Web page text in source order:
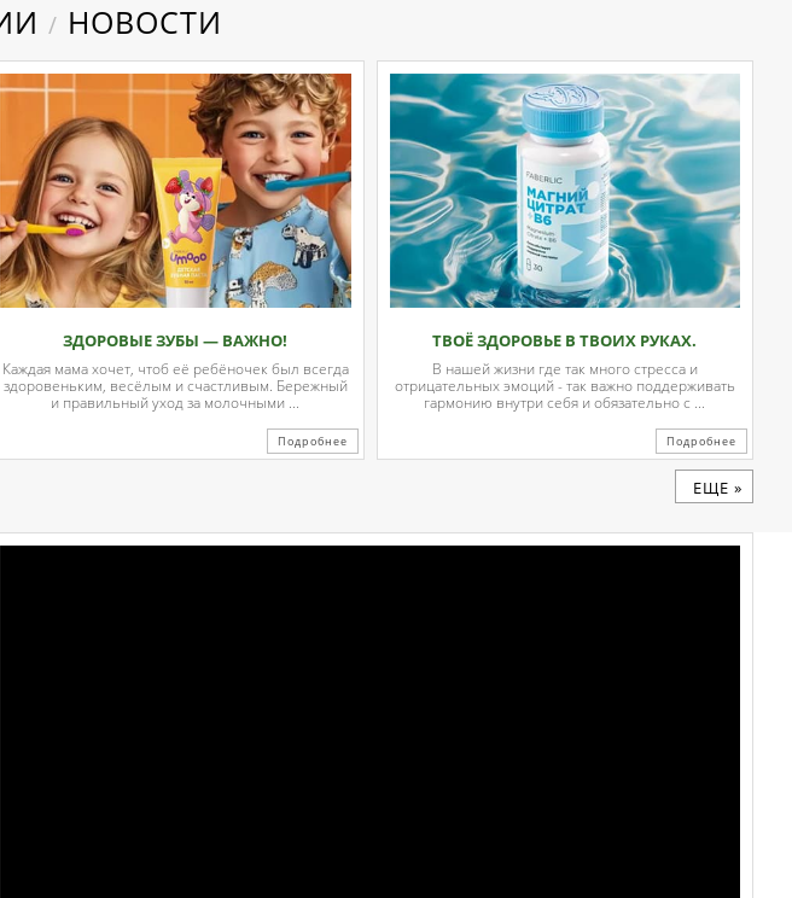
/ НОВОСТИ
ЗДОРОВЫЕ ЗУБЫ — ВАЖНО!
Каждая мама хочет, чтоб её ребёночек был всегда
здоровеньким, весёлым и счастливым. Бережный
и правильный уход за молочными ...
Подробнее
ТВОЁ ЗДОРОВЬЕ В ТВОИХ РУКАХ.
В нашей жизни где так много стресса и
отрицательных эмоций - так важно поддерживать
гармонию внутри себя и обязательно с ...
Подробнее
ЕЩЕ »